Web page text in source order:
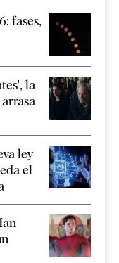
fases,
la
ley
el